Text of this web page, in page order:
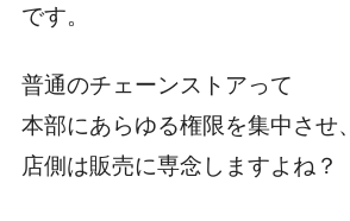
です。
普通のチェーンストアって
本部にあらゆる権限を集中させ、
店側は販売に専念しますよね？